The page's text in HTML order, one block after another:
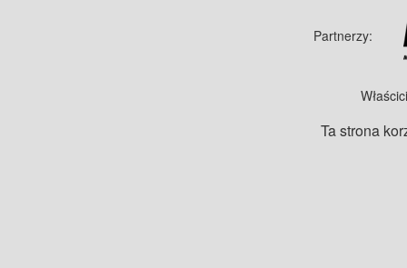
Partnerzy:
Ta strona